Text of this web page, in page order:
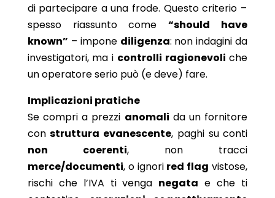
di partecipare a una frode. Questo criterio –
spesso riassunto come“should have
known” – impone diligenza: non indagini da
investigatori, ma i controlli ragionevoli che
un operatore serio può (e deve) fare.
Implicazioni pratiche
Se compri a prezzi anomali da un fornitore
construttura evanescente, paghi su conti
non coerenti, non tracci
merce/documenti, o ignori red flag vistose,
rischi che l’IVA ti venga negata e che ti